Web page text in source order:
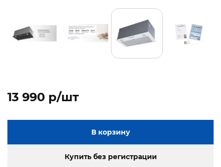
13 990 p/шт
В корзину
Купить без регистрации